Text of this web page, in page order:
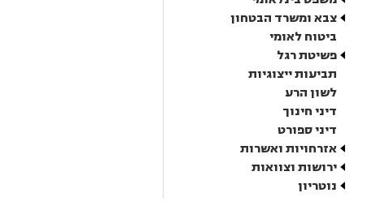
צבא ומשרד הבטחון
ביטוח לאומי
פשיטת רגל
תביעות ייצוגיות
לשון הרע
דיני חינוך
דיני ספורט
אזרחויות ואשרות
ירושות וצוואות
נוטריון